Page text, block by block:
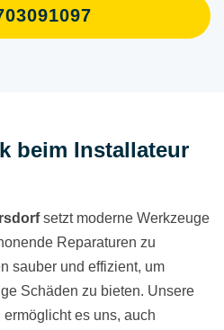
beim Installateur
setzt moderne Werkzeuge
Reparaturen zu
sauber und effizient, um
Schäden zu bieten. Unsere
es uns, auch